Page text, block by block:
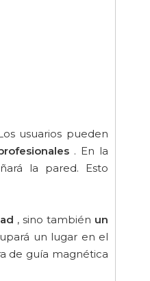
usuarios pueden
. En la
la pared. Esto
, sino también un
un lugar en el
de guía magnética